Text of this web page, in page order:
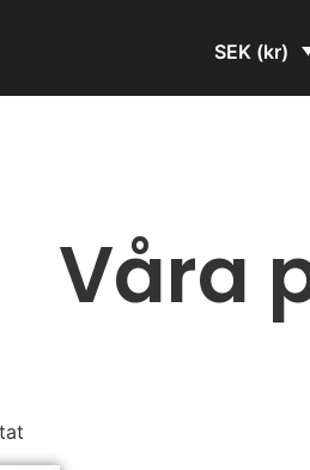
SEK (kr)
Våra